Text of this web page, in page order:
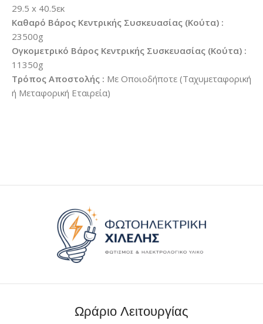
29.5 x 40.5εκ
Καθαρό Βάρος Κεντρικής Συσκευασίας (Κούτα) :
23500g
Ογκομετρικό Βάρος Κεντρικής Συσκευασίας (Κούτα) :
11350g
Τρόπος Αποστολής : Με Οποιοδήποτε (Ταχυμεταφορική
ή Μεταφορική Εταιρεία)
Ωράριο Λειτουργίας